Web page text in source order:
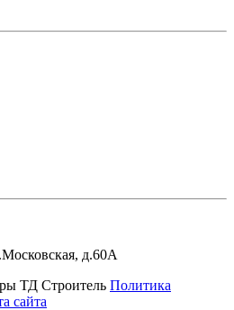
д.60А
ТД Строитель Политика
сайта